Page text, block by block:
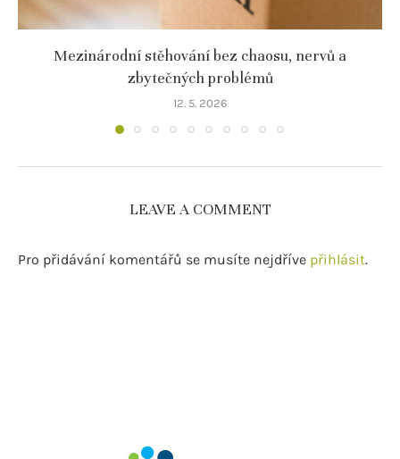
Mezinárodní stěhování bez chaosu, nervů a
zbytečných problémů
12. 5. 2026
LEAVE A COMMENT
Pro přidávání komentářů se musíte nejdříve přihlásit.